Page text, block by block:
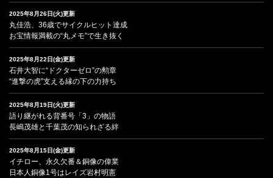
2025年8月26日(火)更新
丸佳浩、36歳でサイクルヒット達成
お宝情報満載の“丸メモ”で生き抜く
2025年8月22日(金)更新
石井大智に“ドクターゼロ”の勲章
“進撃の虎”支える縁の下の力持ち
2025年8月19日(火)更新
語り継がれる背番号「3」の物語
長嶋茂雄と千葉茂の知られざる絆
2025年8月15日(金)更新
イチロー、永久欠番＆銅像の偉業
日本人銅像1号はレイズ岩村明憲